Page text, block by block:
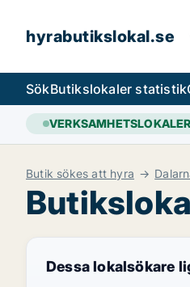
hyrabutikslokal.se
SökButikslokaler statistik
Butik sökes att hyra
Dessa lokalsökare